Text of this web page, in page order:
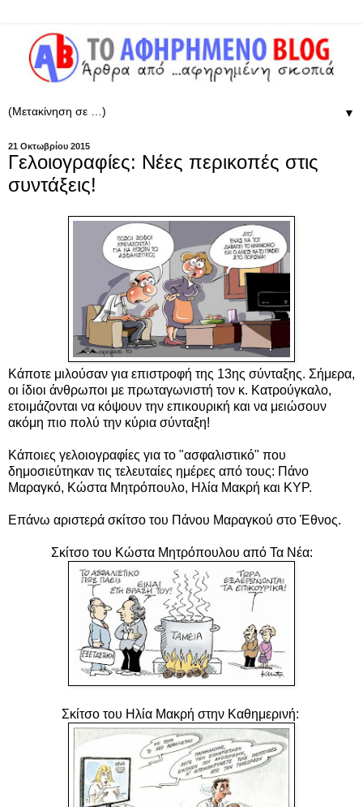
▼
21 Οκτωβρίου 2015
Γελοιογραφίες: Νέες περικοπές στις
συντάξεις!
Κάποτε μιλούσαν για επιστροφή της 13ης σύνταξης. Σήμερα,
οι ίδιοι άνθρωποι με πρωταγωνιστή τον κ. Κατρούγκαλο,
ετοιμάζονται να κόψουν την επικουρική και να μειώσουν
ακόμη πιο πολύ την κύρια σύνταξη!
Κάποιες γελοιογραφίες για το "ασφαλιστικό" που
δημοσιεύτηκαν τις τελευταίες ημέρες από τους: Πάνο
Μαραγκό, Κώστα Μητρόπουλο, Ηλία Μακρή και ΚΥΡ.
Επάνω αριστερά σκίτσο του Πάνου Μαραγκού στο Έθνος.
Σκίτσο του Κώστα Μητρόπουλου από Τα Νέα:
Σκίτσο του Ηλία Μακρή στην Καθημερινή: